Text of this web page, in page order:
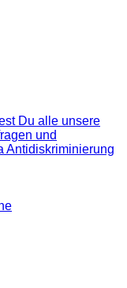
Du alle unsere
und
Antidiskriminierung